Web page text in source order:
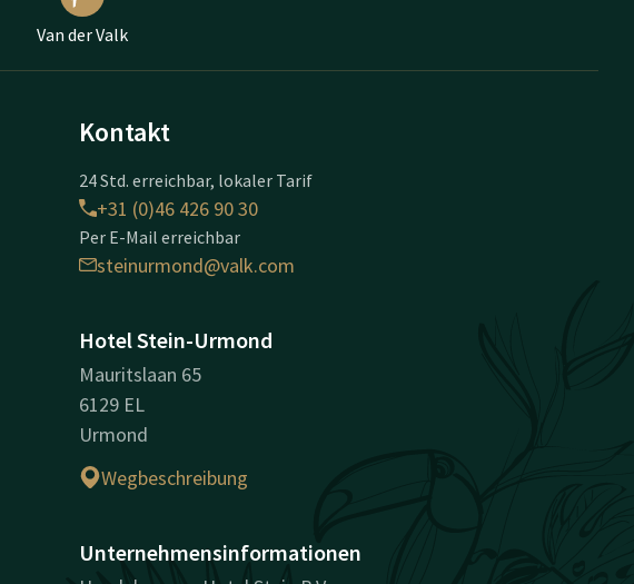
Van der Valk
Kontakt
24 Std. erreichbar, lokaler Tarif
+31 (0)46 426 90 30
Per E-Mail erreichbar
steinurmond@valk.com
Hotel Stein-Urmond
Mauritslaan 65
6129 EL
Urmond
Wegbeschreibung
Unternehmensinformationen